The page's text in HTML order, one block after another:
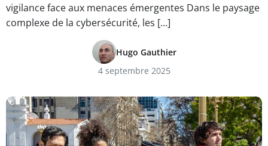
vigilance face aux menaces émergentes Dans le paysage
complexe de la cybersécurité, les […]
Hugo Gauthier
4 septembre 2025